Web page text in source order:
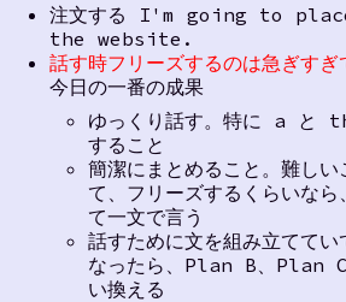
注文する I'm going to
the website.
話す時フリーズするのは急ぎすぎ
今日の一番の成果
ゆっくり話す。特に a と
すること
簡潔にまとめること。難しい
て、フリーズするくらいなら
て一文で言う
話すために文を組み立ててい
なったら、Plan B、Plan
い換える